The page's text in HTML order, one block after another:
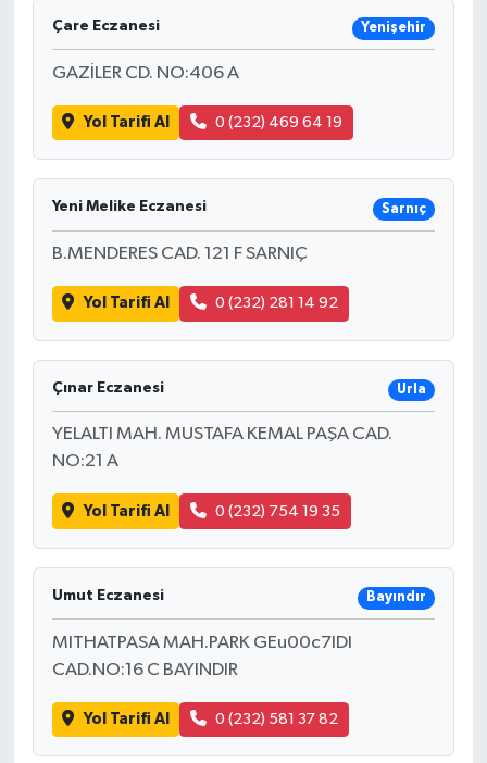
Çare Eczanesi Yenişehir
GAZİLER CD. NO:406 A
Yol Tarifi Al 0 (232) 469 64 19
Yeni Melike Eczanesi Sarnıç
B.MENDERES CAD. 121 F SARNIÇ
Yol Tarifi Al 0 (232) 281 14 92
Çınar Eczanesi Urla
YELALTI MAH. MUSTAFA KEMAL PAŞA CAD.
NO:21 A
Yol Tarifi Al 0 (232) 754 19 35
Umut Eczanesi Bayındır
MITHATPASA MAH.PARK GEu00c7IDI
CAD.NO:16 C BAYINDIR
Yol Tarifi Al 0 (232) 581 37 82